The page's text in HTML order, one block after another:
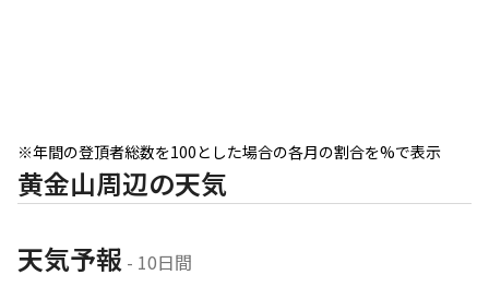
※年間の登頂者総数を100とした場合の各月の割合を%で表示
黄金山周辺の天気
天気予報 - 10日間